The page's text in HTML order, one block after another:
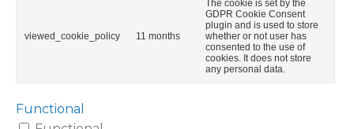
viewed_cookie_policy 11 months
The cookie is set by the
GDPR Cookie Consent
plugin and is used to store
whether or not user has
consented to the use of
cookies. It does not store
any personal data.
Functional